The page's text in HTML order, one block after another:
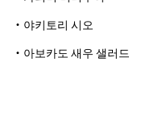
・야키토리 시오
・아보카도 새우 샐러드